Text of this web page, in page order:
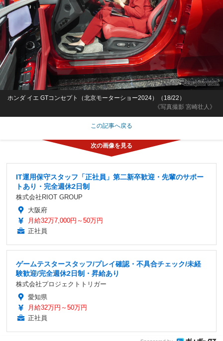
《写真撮影 宮崎壮人》
ホンダ イエ GTコンセプト（北京モーターショー2024）（18/22）
この記事へ戻る
IT運用保守スタッフ「正社員」第二新卒歓迎・先輩のサポー
トあり・完全週休2日制
株式会社RIOT GROUP
大阪府
月給32万7,000円～50万円
正社員
ゲームテスタースタッフ/プレイ確認・不具合チェック/未経
験歓迎/完全週休2日制・昇給あり
株式会社プロジェクトトリガー
愛知県
月給32万円～50万円
正社員